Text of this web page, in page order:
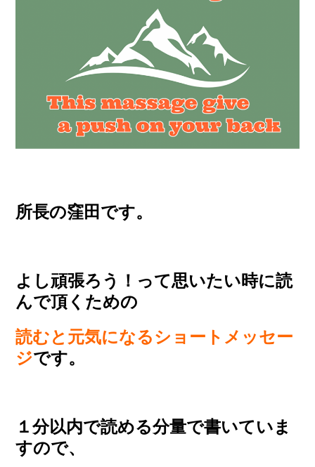
所長の窪田です。
よし頑張ろう！って思いたい時に読
んで頂くための
読むと元気になるショートメッセー
ジです。
１分以内で読める分量で書いていま
すので、